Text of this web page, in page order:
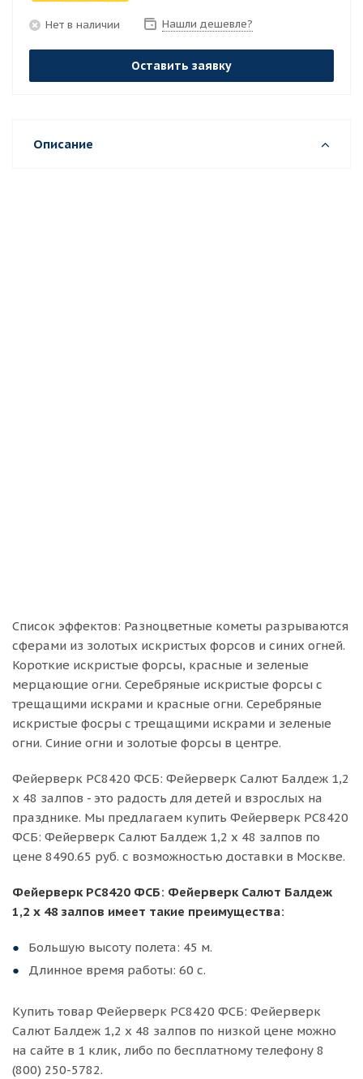
Нет в наличии Нашли дешевле?
Оставить заявку
Описание
Список эффектов: Разноцветные кометы разрываются
сферами из золотых искристых форсов и синих огней.
Короткие искристые форсы, красные и зеленые
мерцающие огни. Серебряные искристые форсы с
трещащими искрами и красные огни. Серебряные
искристые фосры с трещащими искрами и зеленые
огни. Синие огни и золотые форсы в центре.
Фейерверк РС8420 ФСБ: Фейерверк Салют Балдеж 1,2
х 48 залпов - это радость для детей и взрослых на
празднике. Мы предлагаем купить Фейерверк РС8420
ФСБ: Фейерверк Салют Балдеж 1,2 х 48 залпов по
цене 8490.65 руб. с возможностью доставки в Москве.
Фейерверк РС8420 ФСБ: Фейерверк Салют Балдеж
1,2 х 48 залпов имеет такие преимущества:
Большую высоту полета: 45 м.
Длинное время работы: 60 с.
Купить товар Фейерверк РС8420 ФСБ: Фейерверк
Салют Балдеж 1,2 х 48 залпов по низкой цене можно
на сайте в 1 клик, либо по бесплатному телефону 8
(800) 250-5782.